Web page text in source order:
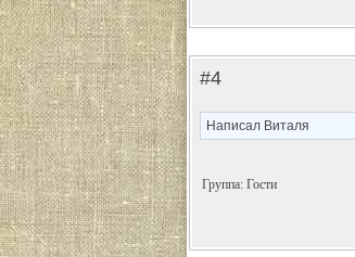
#4
Написал Виталя
Группа: Гости